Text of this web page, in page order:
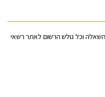
השאלה וכל גולש הרשום לאתר רשאי